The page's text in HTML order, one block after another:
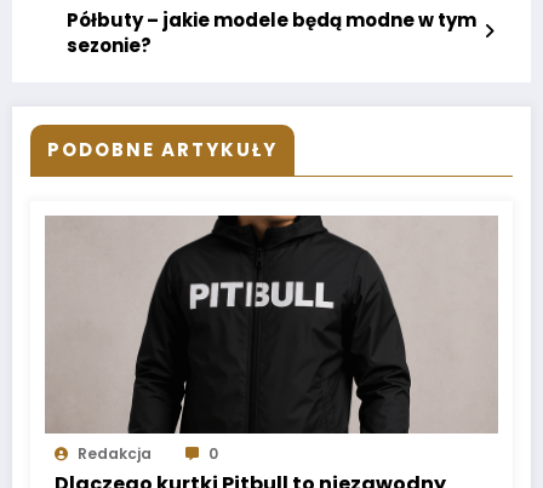
Półbuty – jakie modele będą modne w tym
sezonie?
PODOBNE ARTYKUŁY
Redakcja 0